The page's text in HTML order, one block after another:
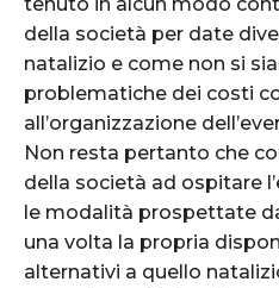
della società per date
natalizio e come non si
problematiche dei costi
all’organizzazione
Non resta pertanto che
della società ad ospitare
le modalità prospettate
una volta la propria
alternativi a quello